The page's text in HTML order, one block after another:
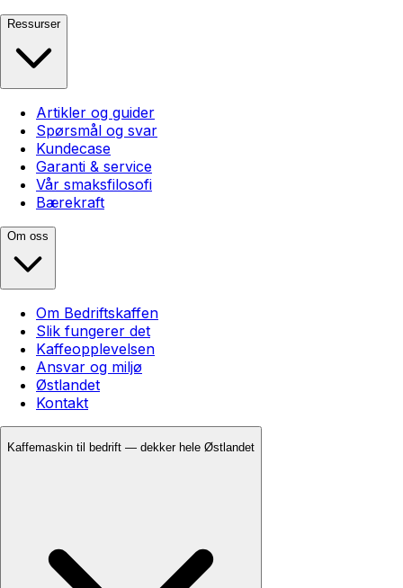
Ressurser
Artikler og guider
Spørsmål og svar
Kundecase
Garanti & service
Vår smaksfilosofi
Bærekraft
Om oss
Om Bedriftskaffen
Slik fungerer det
Kaffeopplevelsen
Ansvar og miljø
Østlandet
Kontakt
Kaffemaskin til bedrift — dekker hele Østlandet